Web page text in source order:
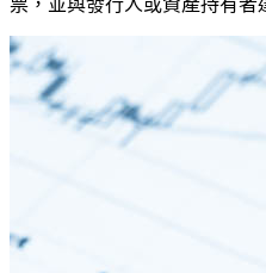
票，並與發行人或資產持有者